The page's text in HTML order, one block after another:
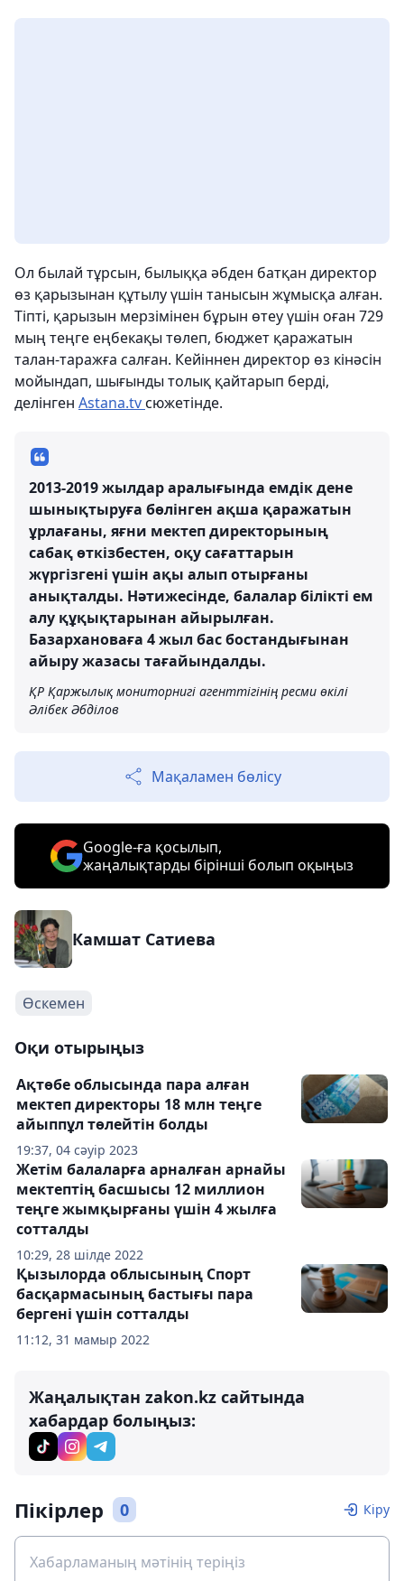
Ол былай тұрсын, былыққа әбден батқан директор
өз қарызынан құтылу үшін танысын жұмысқа алған.
Тіпті, қарызын мерзімінен бұрын өтеу үшін оған 729
мың теңге еңбекақы төлеп, бюджет қаражатын
талан-таражға салған. Кейіннен директор өз кінәсін
мойындап, шығынды толық қайтарып берді,
делінген Astana.tvсюжетінде.
2013-2019 жылдар аралығында емдік дене
шынықтыруға бөлінген ақша қаражатын
ұрлағаны, яғни мектеп директорының
сабақ өткізбестен, оқу сағаттарын
жүргізгені үшін ақы алып отырғаны
анықталды. Нәтижесінде, балалар білікті ем
алу құқықтарынан айырылған.
Базархановаға 4 жыл бас бостандығынан
айыру жазасы тағайындалды.
ҚР Қаржылық мониторнигі агенттігінің ресми өкілі
Әлібек Әбділов
Мақаламен бөлісу
Google-ға қосылып,
жаңалықтарды бірінші болып оқыңыз
Камшат Сатиева
Өскемен
Оқи отырыңыз
19:37, 04 сәуір 2023
Ақтөбе облысында пара алған
мектеп директоры 18 млн теңге
айыппұл төлейтін болды
10:29, 28 шілде 2022
Жетім балаларға арналған арнайы
мектептің басшысы 12 миллион
теңге жымқырғаны үшін 4 жылға
сотталды
11:12, 31 мамыр 2022
Қызылорда облысының Спорт
басқармасының бастығы пара
бергені үшін сотталды
Жаңалықтан zakon.kz сайтында
хабардар болыңыз:
Пікірлер 0 Кіру